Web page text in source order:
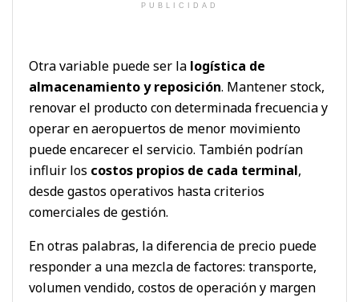
PUBLICIDAD
Otra variable puede ser la logística de
almacenamiento y reposición. Mantener stock,
renovar el producto con determinada frecuencia y
operar en aeropuertos de menor movimiento
puede encarecer el servicio. También podrían
influir los costos propios de cada terminal,
desde gastos operativos hasta criterios
comerciales de gestión.
En otras palabras, la diferencia de precio puede
responder a una mezcla de factores: transporte,
volumen vendido, costos de operación y margen